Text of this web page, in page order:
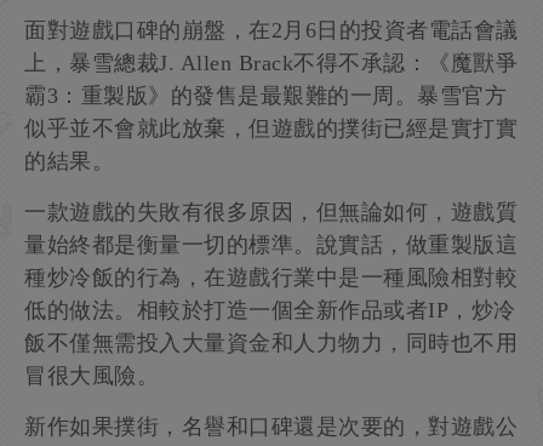
面對遊戲口碑的崩盤，在2月6日的投資者電話會議
上，暴雪總裁J. Allen Brack不得不承認：《魔獸爭
霸3：重製版》的發售是最艱難的一周。暴雪官方
似乎並不會就此放棄，但遊戲的撲街已經是實打實
的結果。
一款遊戲的失敗有很多原因，但無論如何，遊戲質
量始終都是衡量一切的標準。說實話，做重製版這
種炒冷飯的行為，在遊戲行業中是一種風險相對較
低的做法。相較於打造一個全新作品或者IP，炒冷
飯不僅無需投入大量資金和人力物力，同時也不用
冒很大風險。
新作如果撲街，名譽和口碑還是次要的，對遊戲公